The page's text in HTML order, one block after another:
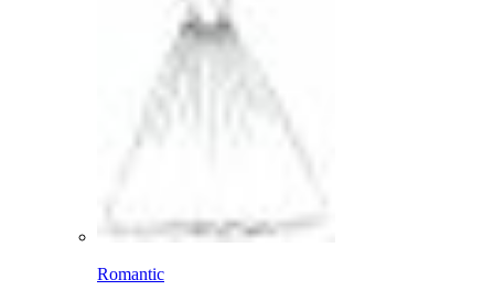
Romantic